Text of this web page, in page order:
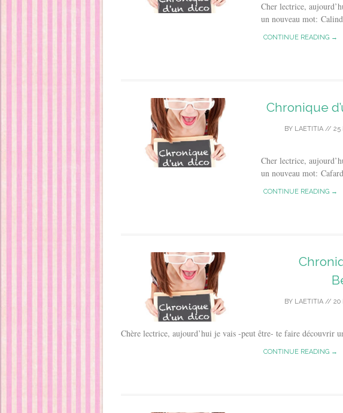
Cher lectrice,
un nouveau mot:
CONTINUE READING →
Chronique
BY LAETITIA// 25
Cher lectrice,
un nouveau mot:
CONTINUE READING →
BY LAETITIA// 20
Chère lectrice, aujourd’hui je vais -peut être- te faire découvrir
CONTINUE READING →